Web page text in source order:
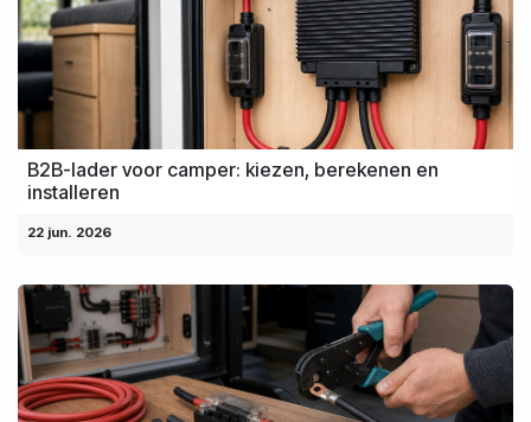
B2B-lader voor camper: kiezen, berekenen en
installeren
22 jun. 2026